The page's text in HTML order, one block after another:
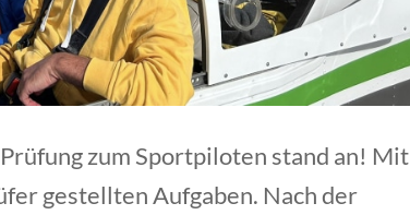
zum Sportpiloten stand an! Mit
gestellten Aufgaben. Nach der